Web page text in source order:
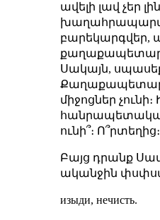
ավելի լավ չեր
բարեկարգվեր,
Սակայն,
միջոցներ չունի։
հանրապետական
ունի՞։ Ո՞րտեղից։
Բայց դրանք
ականջին
изыди, нечисть.